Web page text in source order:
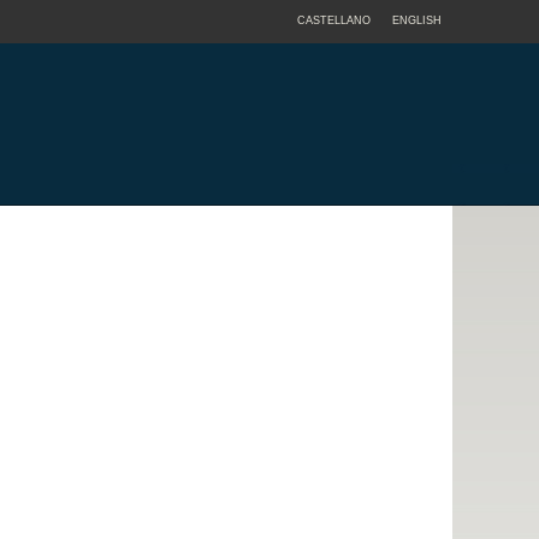
CASTELLANO ENGLISH